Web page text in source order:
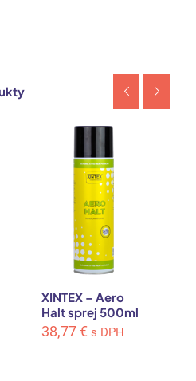
XINTEX – Aero
Halt sprej 500ml
38,77€ s DPH